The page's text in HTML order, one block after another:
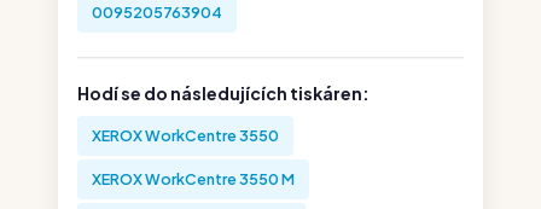
0095205763904
Hodí se do následujících tiskáren:
XEROX WorkCentre 3550
XEROX WorkCentre 3550 M